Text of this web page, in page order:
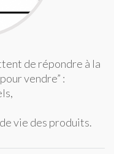
de répondre à la
vendre” :
vie des produits.